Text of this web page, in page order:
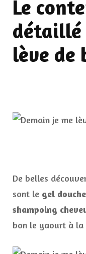
Le
détaillé
lève de
De belles
sont le gel
shampoing
bon le yaourt à